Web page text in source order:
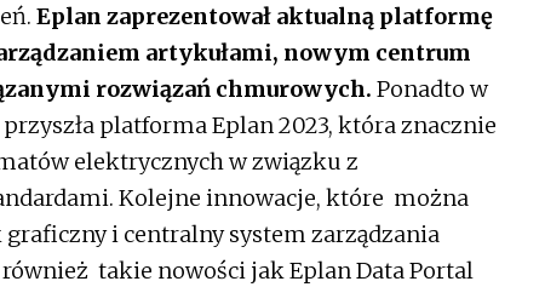
Eplan zaprezentował aktualną platformę
artykułami, nowym centrum
rozwiązań chmurowych. Ponadto w
platforma Eplan 2023, która znacznie
elektrycznych w związku z
Kolejne innowacje, które można
i centralny system zarządzania
takie nowości jak Eplan Data Portal